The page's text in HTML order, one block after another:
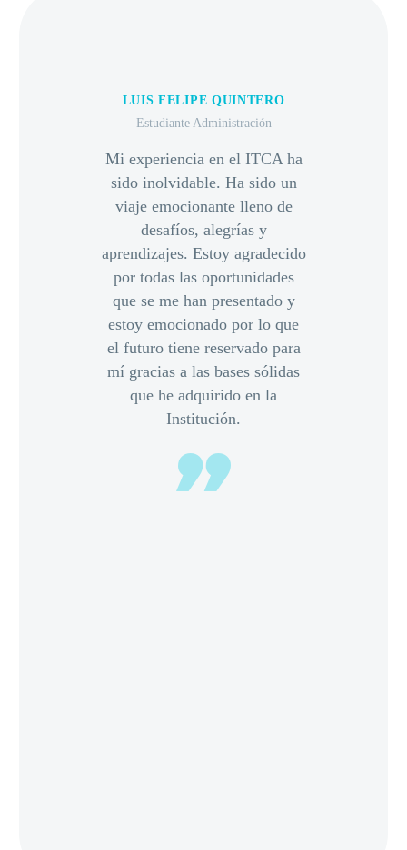
LUIS FELIPE QUINTERO
Estudiante Administración
Mi experiencia en el ITCA ha
sido inolvidable. Ha sido un
viaje emocionante lleno de
desafíos, alegrías y
aprendizajes. Estoy agradecido
por todas las oportunidades
que se me han presentado y
estoy emocionado por lo que
el futuro tiene reservado para
mí gracias a las bases sólidas
que he adquirido en la
Institución.